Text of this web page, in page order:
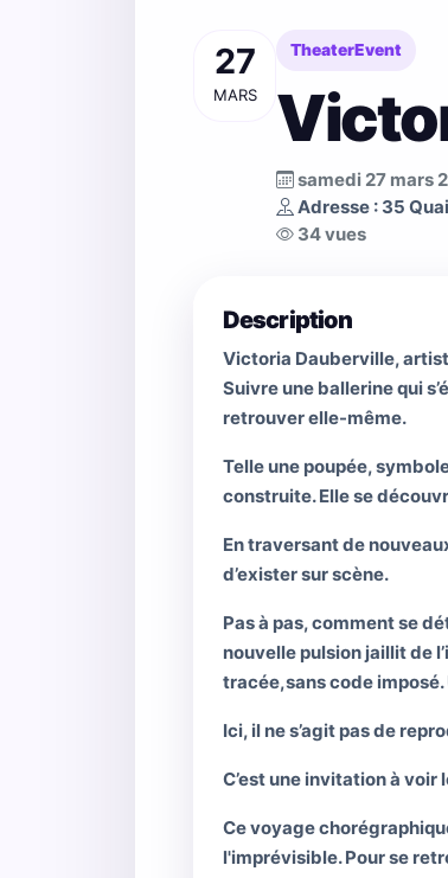
27
MARS
TheaterEvent
samedi 27 mars
Adresse : 35
34 vues
Description
Victoria Dauberville,
Suivre une ballerine qui
retrouver elle-même.
Telle une poupée,
construite. Elle se
En traversant de
d’exister sur scène.
Pas à pas, comment se
nouvelle pulsion jaillit de
tracée,sans code
Ici, il ne s’agit pas de
C’est une invitation à
Ce voyage
l'imprévisible. Pour se